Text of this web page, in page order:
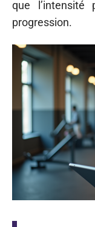
que
progression.